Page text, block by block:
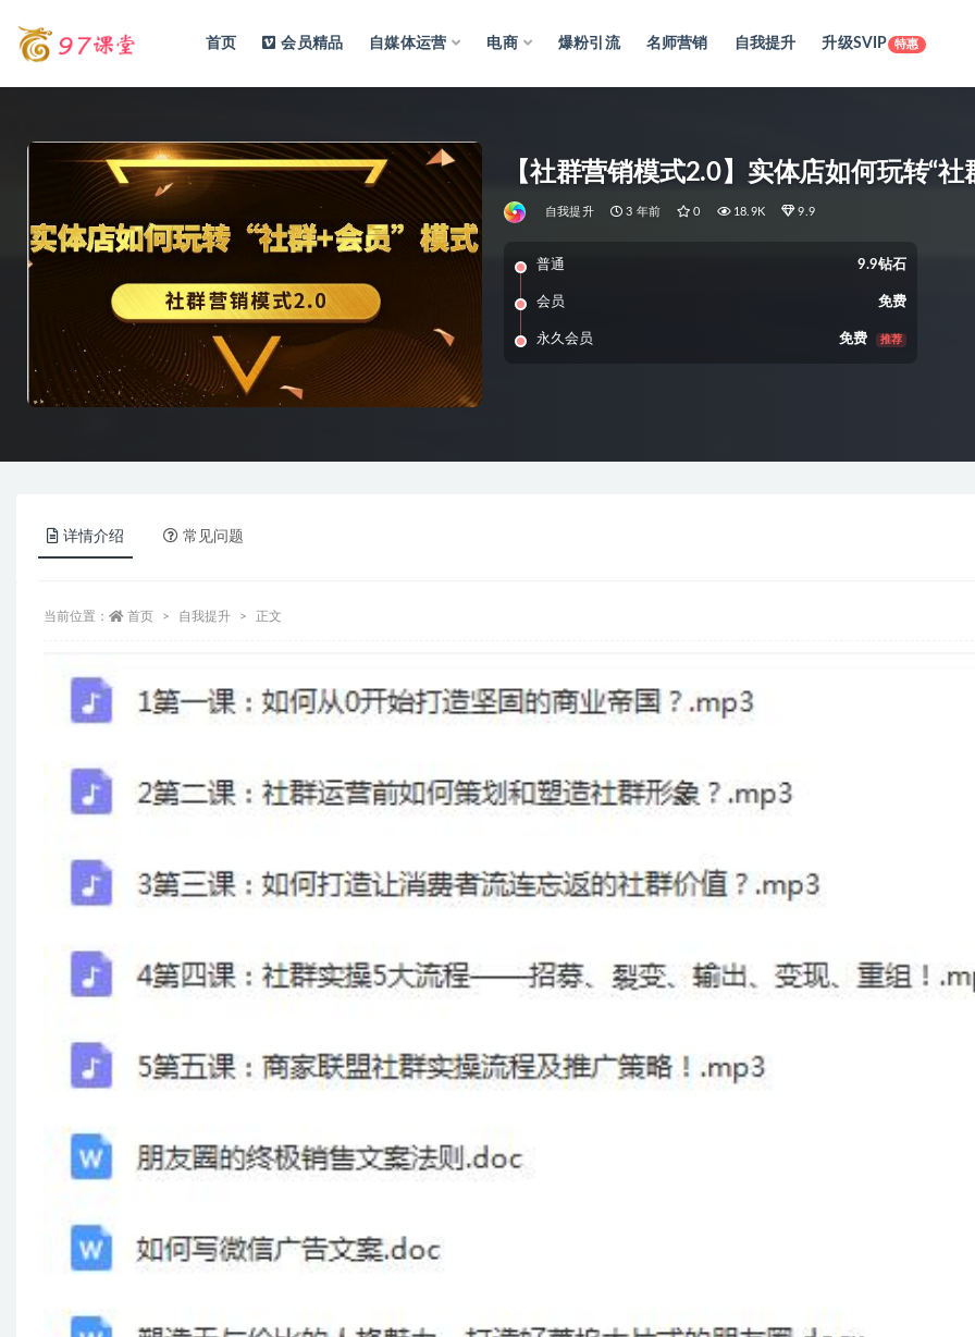
首页 会员精品 自媒体运营 电商 爆粉引流 名师营销 自我提升 升级SVIP 特惠
【社群营销模式2.0】实体店如何玩转“社
自我提升 3 年前 0 18.9K 9.9
普通 9.9钻石
会员 免费
永久会员 免费 推荐
详情介绍 常见问题
当前位置： 首页 自我提升 正文